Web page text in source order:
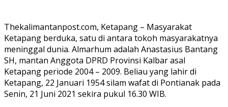
Thekalimantanpost.com, Ketapang – Masyarakat
Ketapang berduka, satu di antara tokoh masyarakatnya
meninggal dunia. Almarhum adalah Anastasius Bantang
SH, mantan Anggota DPRD Provinsi Kalbar asal
Ketapang periode 2004 – 2009. Beliau yang lahir di
Ketapang, 22 Januari 1954 silam wafat di Pontianak pada
Senin, 21 Juni 2021 sekira pukul 16.30 WIB.